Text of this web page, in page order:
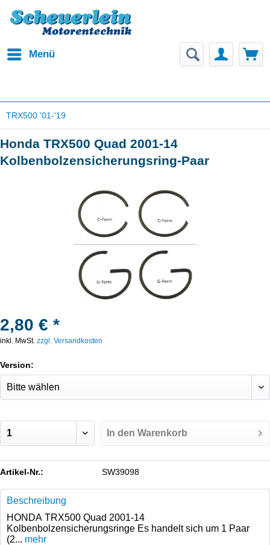
Menü
TRX500 '01-'19
Honda TRX500 Quad 2001-14
Kolbenbolzensicherungsring-Paar
2,80 € *
inkl. MwSt. zzgl. Versandkosten
Version:
In den Warenkorb
Artikel-Nr.: SW39098
Beschreibung
HONDA TRX500 Quad 2001-14
Kolbenbolzensicherungsringe Es handelt sich um 1 Paar
(2... mehr